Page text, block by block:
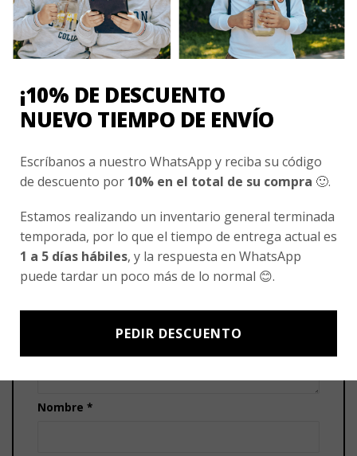
VALORACIONES
Colegio Aleman Temuco”
Tu puntuación*
3 de 5 estrellas
4 de 5 estrellas
5 de 5 estrellas
Tu valoración *
Nombre *
¡10% DE DESCUENTO
NUEVO TIEMPO DE ENVÍO
Escríbanos a nuestro WhatsApp y reciba su código
de descuento por 10% en el total de su compra 🙂.
Estamos realizando un inventario general terminada
temporada, por lo que el tiempo de entrega actual es
1 a 5 días hábiles, y la respuesta en WhatsApp
puede tardar un poco más de lo normal 😊.
PEDIR DESCUENTO